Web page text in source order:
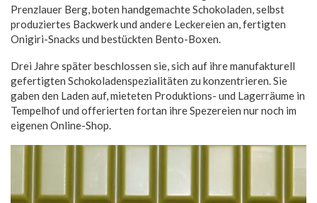
Prenzlauer Berg, boten handgemachte Schokoladen, selbst
produziertes Backwerk und andere Leckereien an, fertigten
Onigiri-Snacks und bestückten Bento-Boxen.
Drei Jahre später beschlossen sie, sich auf ihre manufakturell
gefertigten Schokoladenspezialitäten zu konzentrieren. Sie
gaben den Laden auf, mieteten Produktions- und Lagerräume in
Tempelhof und offerierten fortan ihre Spezereien nur noch im
eigenen Online-Shop.